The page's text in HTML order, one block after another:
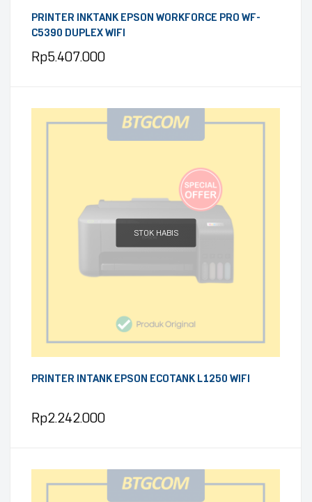
PRINTER INKTANK EPSON WORKFORCE PRO WF-
C5390 DUPLEX WIFI
Rp5.407.000
STOK HABIS
PRINTER INTANK EPSON ECOTANK L1250 WIFI
Rp2.242.000